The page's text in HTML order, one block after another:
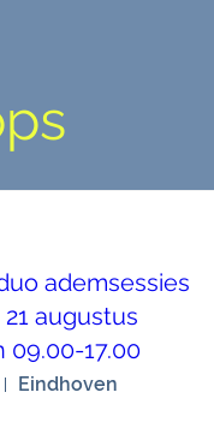
ademsessies
augustus
09.00-17.00
Eindhoven